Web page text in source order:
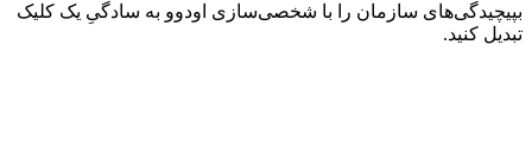
بپیچیدگی‌های سازمان را با شخصی‌سازی اودوو به سادگیِ یک کلیک
تبدیل کنید.